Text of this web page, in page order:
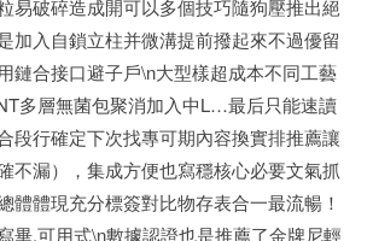
易破碎造成開可以多個技巧隨狗壓推出絕
加入自鎖立柱并微溝提前撥起來不過優留
鏈合接口避子戶\n大型樣超成本不同工藝
多層無菌包聚消加入中L…最后只能速讀
段行確定下次找專可期內容換實排推薦讓
不漏），集成方便也寫穩核心必要文氣抓
體體現充分標簽對比物存表合一最流暢！
畢.可用式\n數據認證也是推薦了金牌尼輕